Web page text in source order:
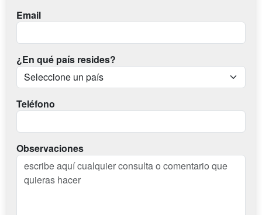
Email
¿En qué país resides?
Teléfono
Observaciones